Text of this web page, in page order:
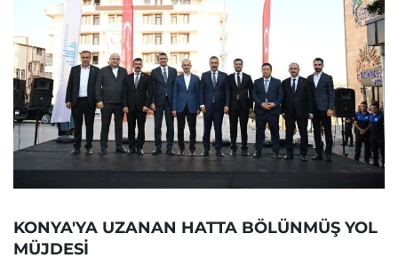
KONYA'YA UZANAN HATTA BÖLÜNMÜŞ YOL
MÜJDESİ